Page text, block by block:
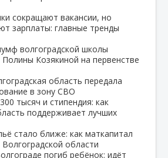
сокращают вакансии, но
зарплаты: главные тренды
волгоградской школы
Козякиной на первенстве
область передала
в зону СВО
тысяч и стипендия: как
поддерживает лучших
стало ближе: как маткапитал
области
погиб ребёнок: идёт